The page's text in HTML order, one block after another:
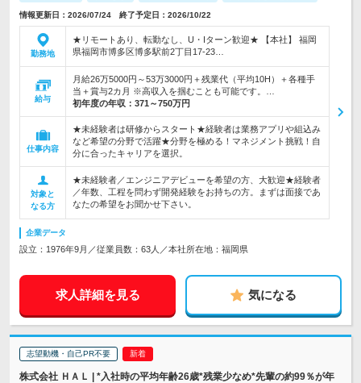
情報更新日：2026/07/24 終了予定日：2026/10/22
勤務地
★リモートあり、転勤なし、U・Iターン歓迎★ 【本社】 福岡
県福岡市博多区博多駅前2丁目17-23…
給与
月給26万5000円～53万3000円＋残業代（平均10H）＋各種手
当＋賞与2カ月 ※高収入を掴むことも可能です。…
初年度の年収： 371～750万円
仕事内容
★未経験者は研修からスタート★経験者は業務アプリや組込み
など希望の分野で活躍★分野を極める！マネジメント挑戦！自
分に合ったキャリアを選択。
対象と
なる方
★未経験者／エンジニアデビューを希望の方、大歓迎★経験者
／年数、工程を問わず開発経験をお持ちの方。まずは面接であ
なたの希望をお聞かせ下さい。
企業データ
設立：1976年9月／従業員数：63人／本社所在地：福岡県
求人詳細を見る 気になる
志望動機・自己PR不要
株式会社 ＨＡＬ | *入社時の平均年齢26歳*残業少なめ*先輩の約99％が年